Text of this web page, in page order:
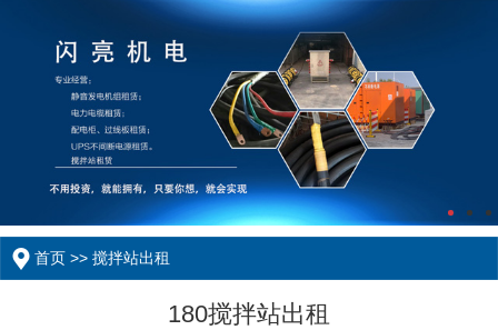
首页 >>搅拌站出租
180搅拌站出租